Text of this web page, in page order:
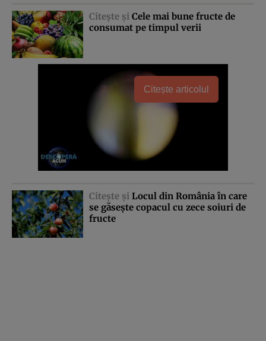
Citeşte şi Cele mai bune fructe de
consumat pe timpul verii
Citește articolul
Citeşte şi Locul din România în care
se găseşte copacul cu zece soiuri de
fructe